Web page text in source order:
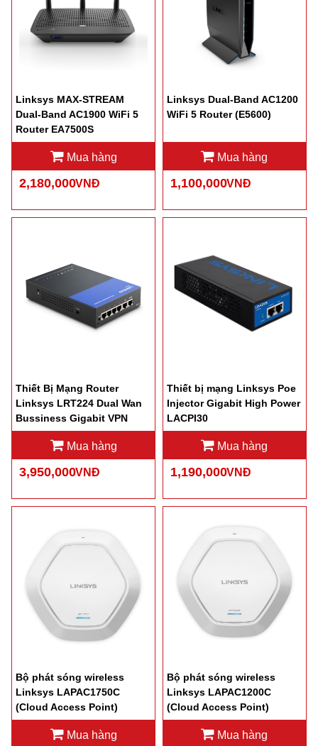
Linksys MAX-STREAM
Dual-Band AC1900 WiFi 5
Router EA7500S
Mua hàng
2,180,000VNĐ
Linksys Dual-Band AC1200
WiFi 5 Router (E5600)
Mua hàng
1,100,000VNĐ
Thiết Bị Mạng Router
Linksys LRT224 Dual Wan
Bussiness Gigabit VPN
Router
Mua hàng
3,950,000VNĐ
Thiết bị mạng Linksys Poe
Injector Gigabit High Power
LACPI30
Mua hàng
1,190,000VNĐ
Bộ phát sóng wireless
Linksys LAPAC1750C
(Cloud Access Point)
Mua hàng
Bộ phát sóng wireless
Linksys LAPAC1200C
(Cloud Access Point)
Mua hàng